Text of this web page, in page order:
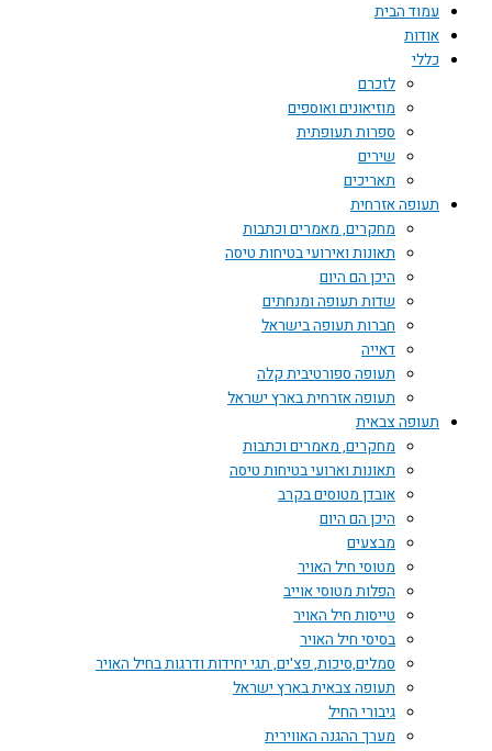
עמוד הבית
אודות
כללי
לזכרם
מוזיאונים ואוספים
ספרות תעופתית
שירים
תאריכים
תעופה אזרחית
מחקרים, מאמרים וכתבות
תאונות ואירועי בטיחות טיסה
היכן הם היום
שדות תעופה ומנחתים
חברות תעופה בישראל
דאייה
תעופה ספורטיבית קלה
תעופה אזרחית בארץ ישראל
תעופה צבאית
מחקרים, מאמרים וכתבות
תאונות וארועי בטיחות טיסה
אובדן מטוסים בקרב
היכן הם היום
מבצעים
מטוסי חיל האויר
הפלות מטוסי אוייב
טייסות חיל האויר
בסיסי חיל האויר
סמלים,סיכות, פצ'ים, תגי יחידות ודרגות בחיל האויר
תעופה צבאית בארץ ישראל
גיבורי החיל
מערך ההגנה האווירית